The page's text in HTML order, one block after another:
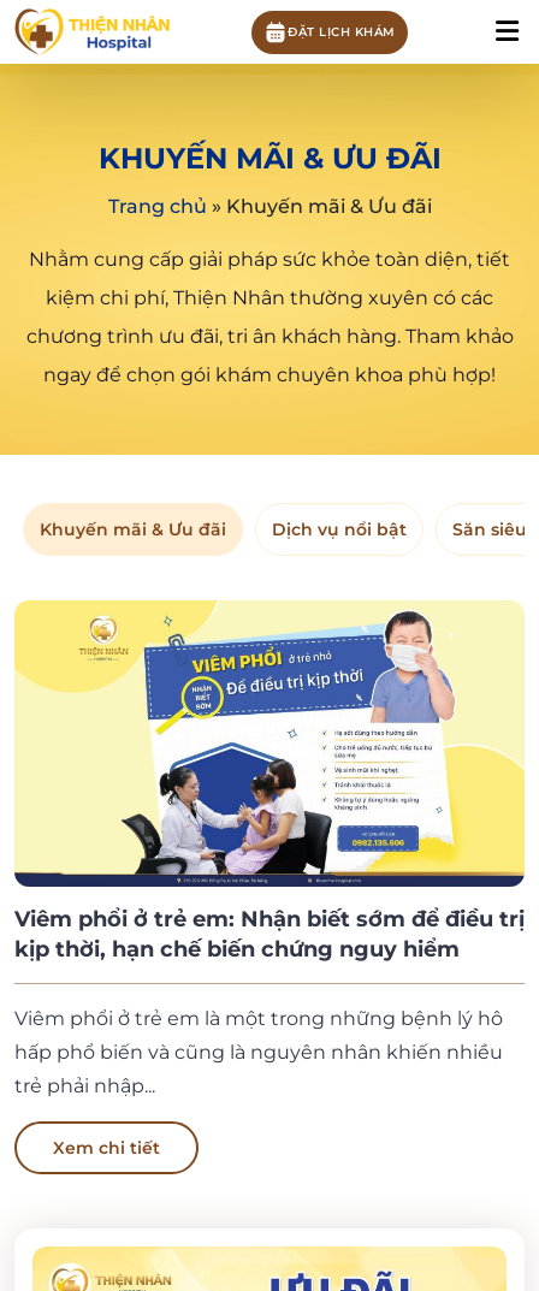
ĐẶT LỊCH KHÁM
KHUYẾN MÃI & ƯU ĐÃI
Trang chủ » Khuyến mãi & Ưu đãi
Nhằm cung cấp giải pháp sức khỏe toàn diện, tiết
kiệm chi phí, Thiện Nhân thường xuyên có các
chương trình ưu đãi, tri ân khách hàng. Tham khảo
ngay để chọn gói khám chuyên khoa phù hợp!
Khuyến mãi & Ưu đãi Dịch vụ nổi bật Săn siêu
Viêm phổi ở trẻ em: Nhận biết sớm để điều trị
kịp thời, hạn chế biến chứng nguy hiểm
Viêm phổi ở trẻ em là một trong những bệnh lý hô
hấp phổ biến và cũng là nguyên nhân khiến nhiều
trẻ phải nhập...
Xem chi tiết